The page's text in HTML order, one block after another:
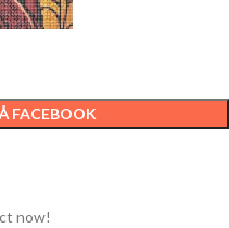
FACEBOOK
now!